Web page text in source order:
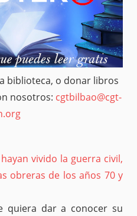
biblioteca, o donar libros
nosotros: cgtbilbao@cgt-
vivido la guerra civil,
obreras de los años 70 y
quiera dar a conocer su